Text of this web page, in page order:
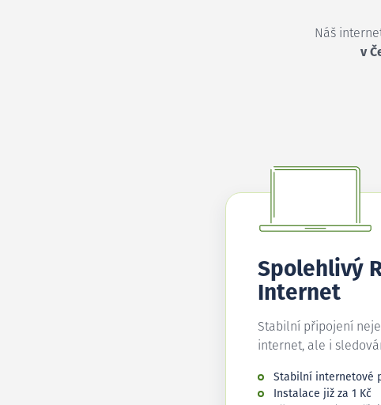
Náš
v
Spolehlivý
Internet
Stabilní připojení
internet, ale i
Stabilní internetové
Instalace již za 1 Kč